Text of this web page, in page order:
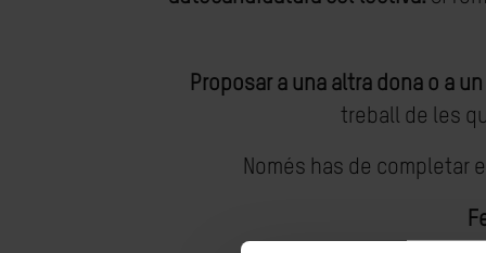
Proposar a una altra dona o a
treball de les
Només has de completar